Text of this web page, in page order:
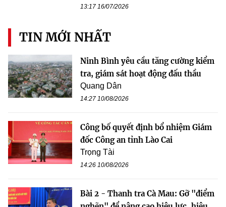
13:17 16/07/2026
TIN MỚI NHẤT
Ninh Bình yêu cầu tăng cường kiểm
tra, giám sát hoạt động đấu thầu
Quang Dân
14:27 10/08/2026
Công bố quyết định bổ nhiệm Giám
đốc Công an tỉnh Lào Cai
Trọng Tài
14:26 10/08/2026
Bài 2 - Thanh tra Cà Mau: Gỡ "điểm